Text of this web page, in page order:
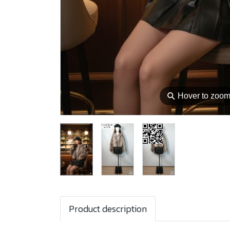
⚲ Hover to zoom
Product description